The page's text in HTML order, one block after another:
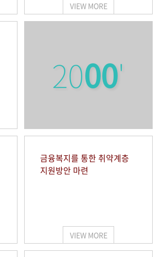
VIEW MORE
2000'
금융복지를 통한 취약계층
지원방안 마련
VIEW MORE